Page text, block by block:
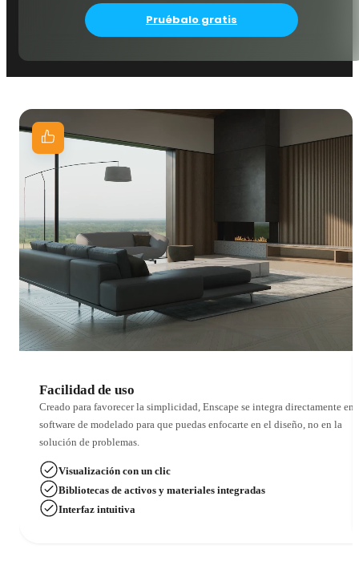
Pruébalo gratis
Facilidad de uso
Creado para favorecer la simplicidad, Enscape se integra directamente en
software de modelado para que puedas enfocarte en el diseño, no en la
solución de problemas.
Visualización con un clic
Bibliotecas de activos y materiales integradas
Interfaz intuitiva